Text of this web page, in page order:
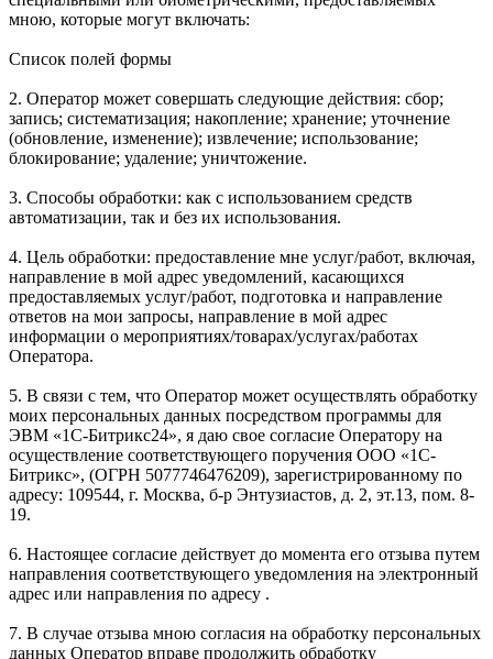
мною, которые могут включать:
Список полей формы
2. Оператор может совершать следующие действия: сбор;
запись; систематизация; накопление; хранение; уточнение
(обновление, изменение); извлечение; использование;
блокирование; удаление; уничтожение.
3. Способы обработки: как с использованием средств
автоматизации, так и без их использования.
4. Цель обработки: предоставление мне услуг/работ, включая,
направление в мой адрес уведомлений, касающихся
предоставляемых услуг/работ, подготовка и направление
ответов на мои запросы, направление в мой адрес
информации о мероприятиях/товарах/услугах/работах
Оператора.
5. В связи с тем, что Оператор может осуществлять обработку
моих персональных данных посредством программы для
ЭВМ «1С-Битрикс24», я даю свое согласие Оператору на
осуществление соответствующего поручения ООО «1С-
Битрикс», (ОГРН 5077746476209), зарегистрированному по
адресу: 109544, г. Москва, б-р Энтузиастов, д. 2, эт.13, пом. 8-
19.
6. Настоящее согласие действует до момента его отзыва путем
направления соответствующего уведомления на электронный
адрес или направления по адресу .
7. В случае отзыва мною согласия на обработку персональных
данных Оператор вправе продолжить обработку